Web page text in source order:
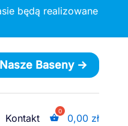
będą realizowane
Nasze Baseny ->
Kontakt 0,00 zł